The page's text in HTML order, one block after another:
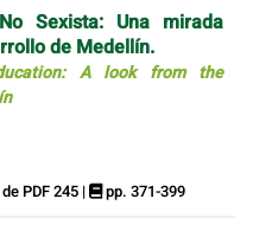
Sexista: Una mirada
de Medellín.
A look from the
PDF 245 | pp. 371-399